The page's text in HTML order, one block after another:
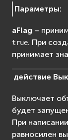
Параметры:
aFlag –
true. При
принимает
действие
Выключает
будет
При
равносилен